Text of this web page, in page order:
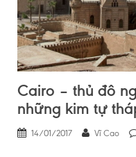
Cairo – thủ đô
những kim tự
14/01/2017 Vĩ Cao